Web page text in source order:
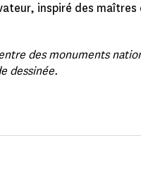
inspiré des maîtres
des monuments
dessinée.